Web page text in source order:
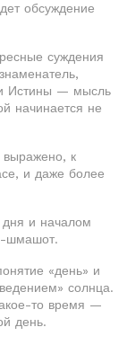
обсуждение
суждения
Истины — мысль
начинается не
выражено, к
и даже более
дня и началом
шмашот.
«день» и
солнца.
то время —
день.